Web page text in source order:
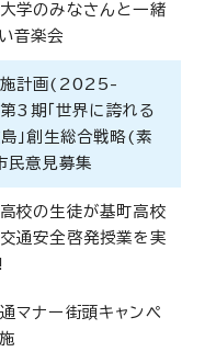
学のみなさんと一緒
音楽会
施計画(2025-
期「世界に誇れる
島」創生総合戦略(素
民意見募集
校の生徒が基町高校
通安全啓発授業を実
マナー街頭キャンペ